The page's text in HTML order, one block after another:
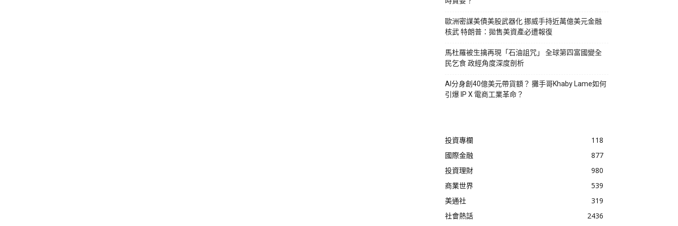
歐洲密謀美債美股武器化 挪威手持近萬億美元金融
核武 特朗普：拋售美資產必遭報復
馬杜羅被生擒再現「石油詛咒」 全球第四富國變全
民乞食 政經角度深度剖析
AI分身創40億美元帶貨額？ 攤手哥Khaby Lame如何
引爆 IP X 電商工業革命？
投資專欄
118
國際金融
877
投資理財
980
商業世界
539
美通社
319
社會熱話
2436